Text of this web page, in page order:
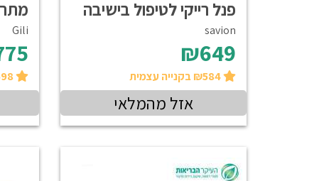
פנל רייקי לטיפול בישיבה
savion
₪649
אזל מהמלאי
Gili
₪698 בקנייה עצמית